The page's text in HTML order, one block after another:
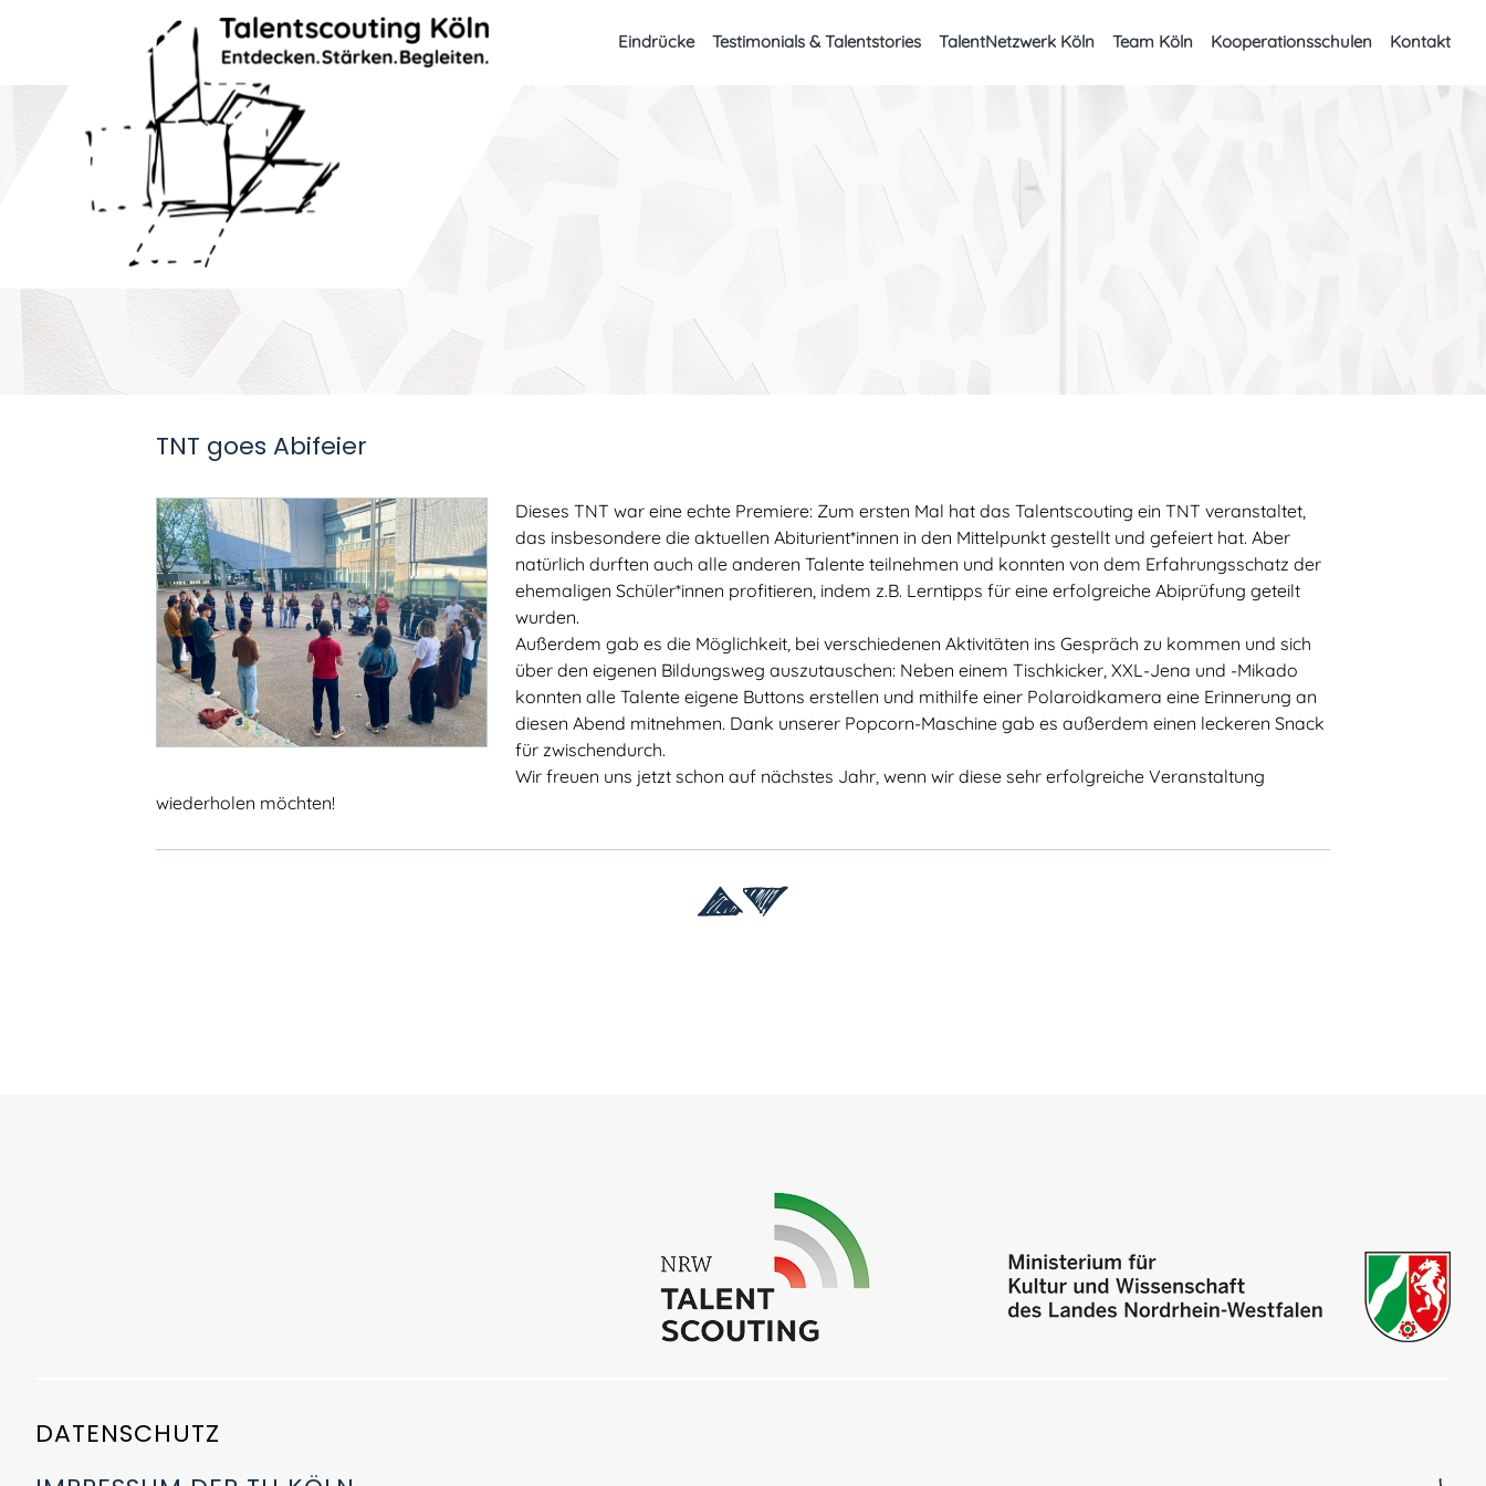
Talentscouting
Eindrücke
Testimonials & Talentstories
TalentNetzwerk Köln
Kontakt
Eindrücke Testimonials & Talentstories TalentNetzwerk Köln Team Köln Kooperationsschulen Kontakt
TNT goes Abifeier
Dieses TNT war eine echte Premiere: Zum ersten Mal hat das Talentscouting ein TNT veranstaltet,
das insbesondere die aktuellen Abiturient*innen in den Mittelpunkt gestellt und gefeiert hat. Aber
natürlich durften auch alle anderen Talente teilnehmen und konnten von dem Erfahrungsschatz der
ehemaligen Schüler*innen profitieren, indem z.B. Lerntipps für eine erfolgreiche Abiprüfung geteilt
wurden.
Außerdem gab es die Möglichkeit, bei verschiedenen Aktivitäten ins Gespräch zu kommen und sich
über den eigenen Bildungsweg auszutauschen: Neben einem Tischkicker, XXL-Jena und -Mikado
konnten alle Talente eigene Buttons erstellen und mithilfe einer Polaroidkamera eine Erinnerung an
diesen Abend mitnehmen. Dank unserer Popcorn-Maschine gab es außerdem einen leckeren Snack
für zwischendurch.
Wir freuen uns jetzt schon auf nächstes Jahr, wenn wir diese sehr erfolgreiche Veranstaltung
wiederholen möchten!
DATENSCHUTZ